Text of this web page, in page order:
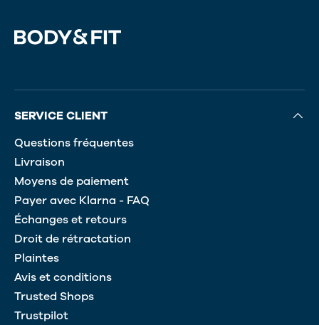
SERVICE CLIENT
Questions fréquentes
Livraison
Moyens de paiement
Payer avec Klarna - FAQ
Échanges et retours
Droit de rétractation
Plaintes
Avis et conditions
Trusted Shops
Trustpilot